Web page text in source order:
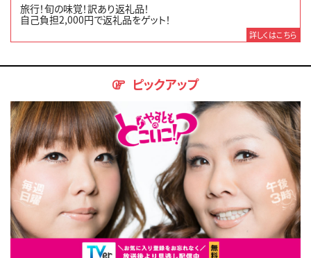
旅行！旬の味覚！訳あり返礼品！
自己負担2,000円で返礼品をゲット！
詳しくはこちら
ピックアップ